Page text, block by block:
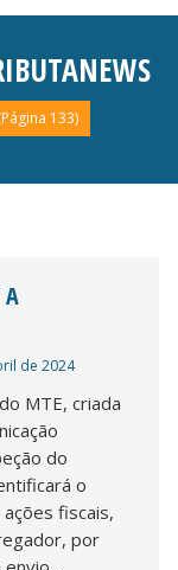
133)
A
de 2024
MTE, criada
do
o
fiscais,
por